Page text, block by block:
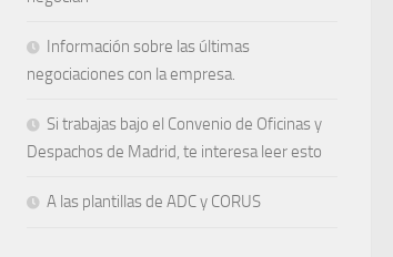
Información sobre las últimas
negociaciones con la empresa.
Si trabajas bajo el Convenio de Oficinas y
Despachos de Madrid, te interesa leer esto
A las plantillas de ADC y CORUS